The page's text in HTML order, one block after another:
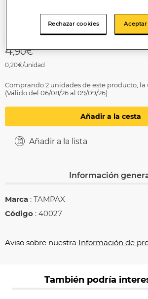
4,90€
0,20€/unidad
Comprando 2 unidades de este producto, la
(Válido del 06/08/26 al 09/09/26)
Añadir a la cesta
Añadir a la lista
Información
Marca : TAMPAX
Código : 40027
Aviso sobre nuestra Información de
También podría
Rechazar cookies